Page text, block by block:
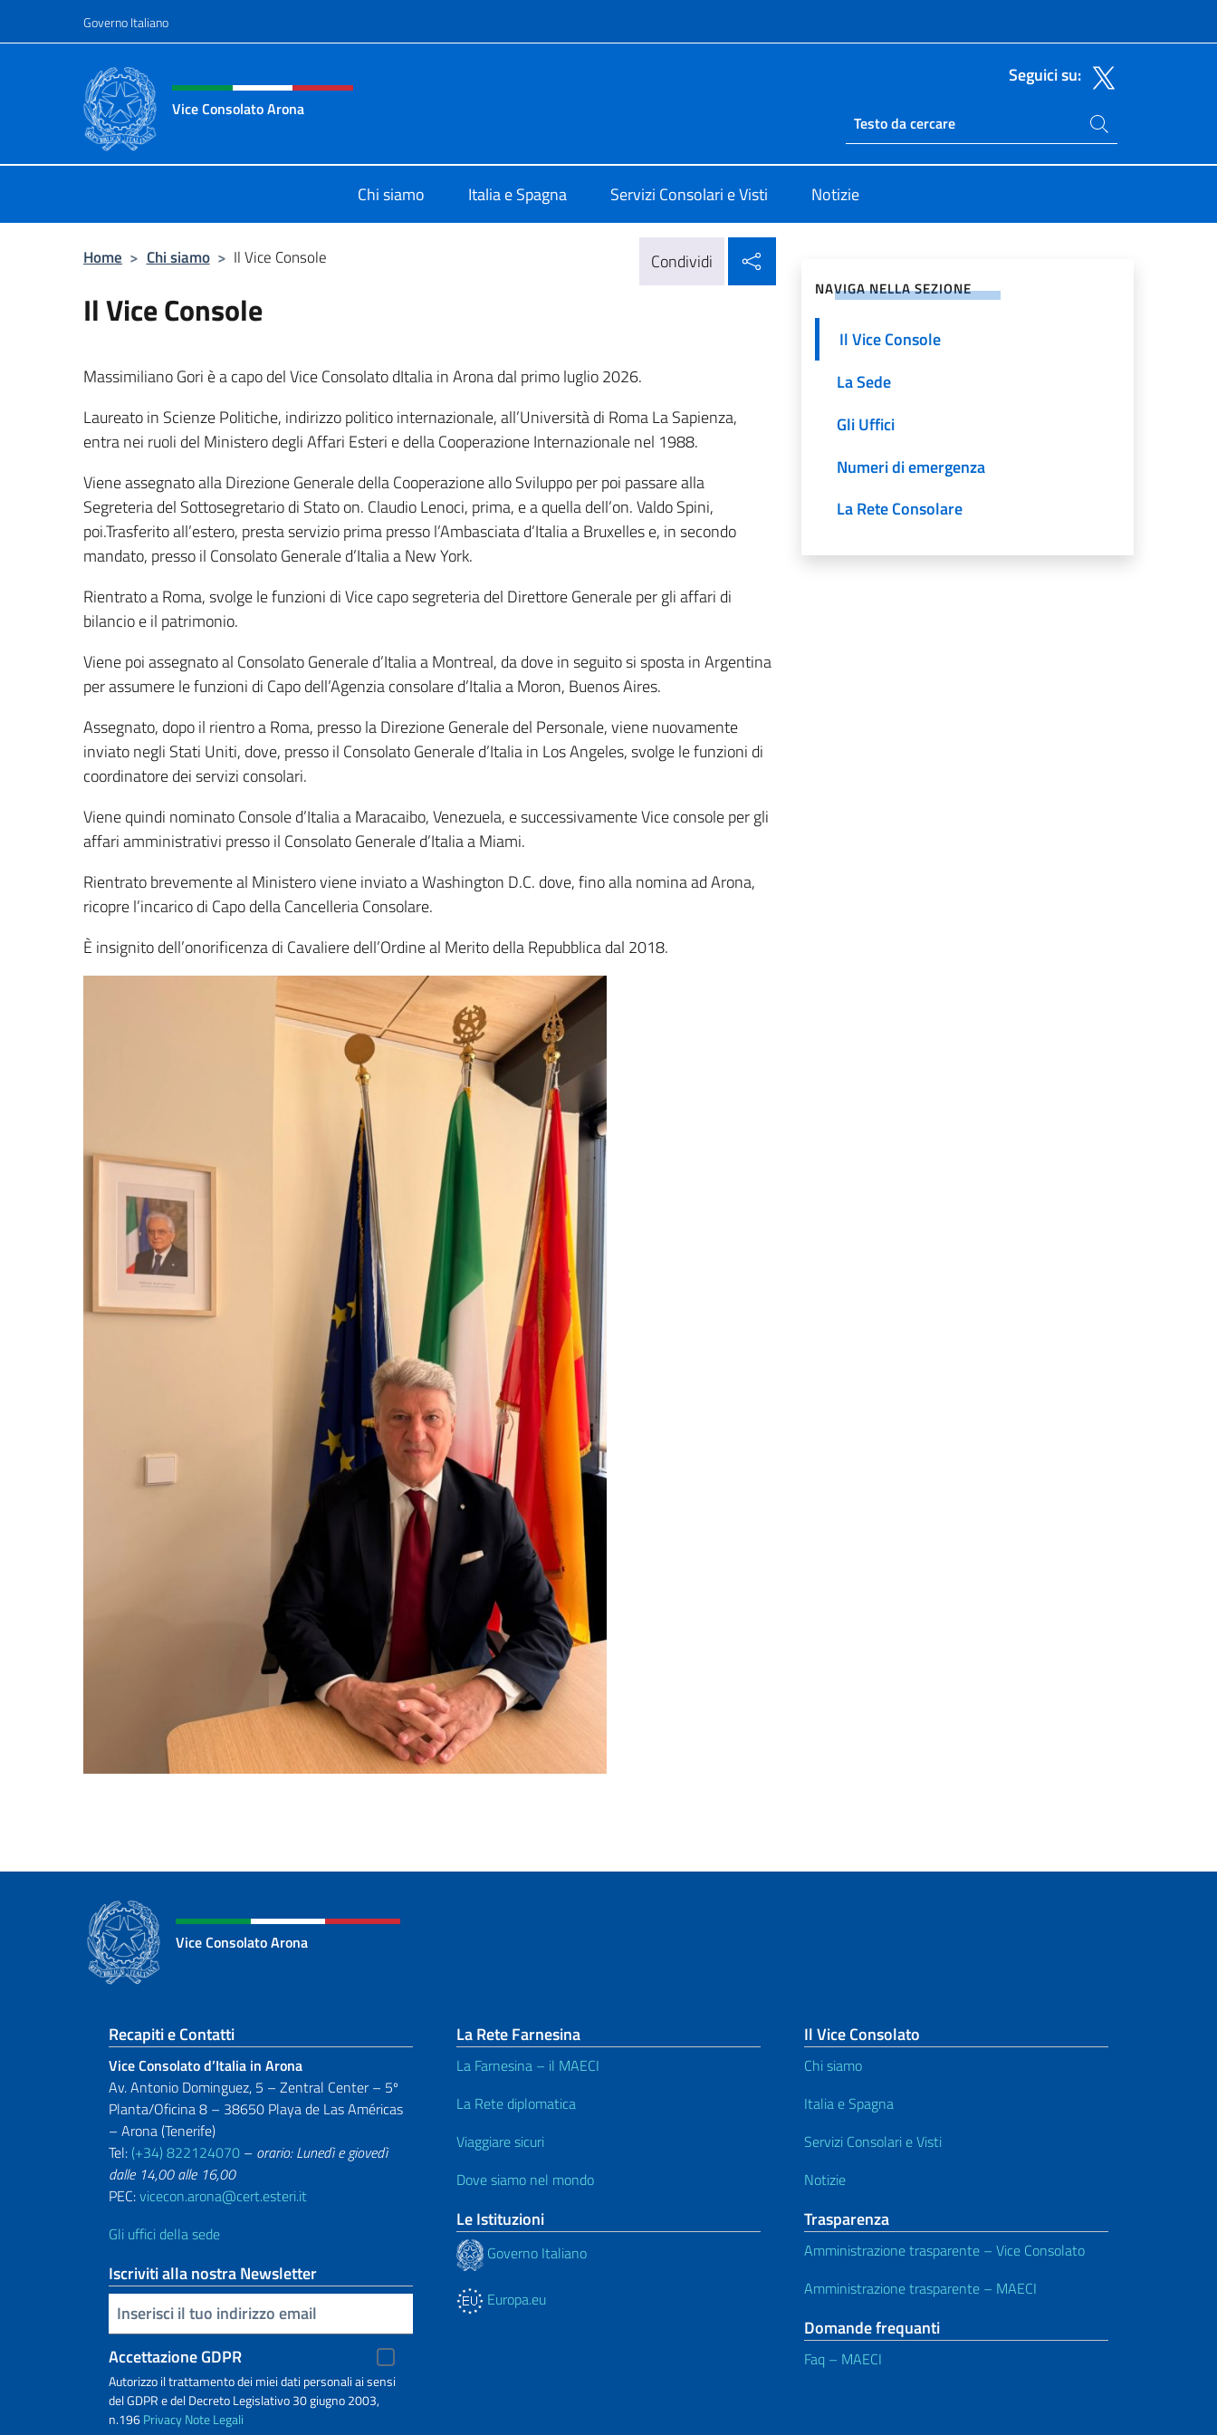
Governo Italiano
Intestazione sito, social e menù
Vice Consolato Arona
Seguici su:
Ricerca sito live
Cerca nel sito
Chi siamo Italia e Spagna Servizi Consolari e Visti Notizie
Home > Chi siamo > Il Vice Console Condividi
Il Vice Console
Massimiliano Gori è a capo del Vice Consolato dItalia in Arona dal primo luglio 2026.
Laureato in Scienze Politiche, indirizzo politico internazionale, all’Università di Roma La Sapienza,
entra nei ruoli del Ministero degli Affari Esteri e della Cooperazione Internazionale nel 1988.
Viene assegnato alla Direzione Generale della Cooperazione allo Sviluppo per poi passare alla
Segreteria del Sottosegretario di Stato on. Claudio Lenoci, prima, e a quella dell’on. Valdo Spini,
poi.Trasferito all’estero, presta servizio prima presso l’Ambasciata d’Italia a Bruxelles e, in secondo
mandato, presso il Consolato Generale d’Italia a New York.
Rientrato a Roma, svolge le funzioni di Vice capo segreteria del Direttore Generale per gli affari di
bilancio e il patrimonio.
Viene poi assegnato al Consolato Generale d’Italia a Montreal, da dove in seguito si sposta in Argentina
per assumere le funzioni di Capo dell’Agenzia consolare d’Italia a Moron, Buenos Aires.
Assegnato, dopo il rientro a Roma, presso la Direzione Generale del Personale, viene nuovamente
inviato negli Stati Uniti, dove, presso il Consolato Generale d’Italia in Los Angeles, svolge le funzioni di
coordinatore dei servizi consolari.
Viene quindi nominato Console d’Italia a Maracaibo, Venezuela, e successivamente Vice console per gli
affari amministrativi presso il Consolato Generale d’Italia a Miami.
Rientrato brevemente al Ministero viene inviato a Washington D.C. dove, fino alla nomina ad Arona,
ricopre l’incarico di Capo della Cancelleria Consolare.
È insignito dell’onorificenza di Cavaliere dell’Ordine al Merito della Repubblica dal 2018.
NAVIGA NELLA SEZIONE
Il Vice Console
La Sede
Gli Uffici
Numeri di emergenza
La Rete Consolare
Vice Consolato Arona
Sezione footer
Recapiti e Contatti
Vice Consolato d’Italia in Arona
Av. Antonio Dominguez, 5 – Zentral Center – 5º
Planta/Oficina 8 – 38650 Playa de Las Américas
– Arona (Tenerife)
Tel: (+34) 822124070 – orario: Lunedì e giovedì
dalle 14,00 alle 16,00
PEC:vicecon.arona@cert.esteri.it
Gli uffici della sede
Iscriviti alla nostra Newsletter
Inserisci la tua email
Accettazione GDPR
Autorizzo il trattamento dei miei dati personali ai sensi
del GDPR e del Decreto Legislativo 30 giugno 2003,
n.196PrivacyNote Legali
La Rete Farnesina
La Farnesina – il MAECI
La Rete diplomatica
Viaggiare sicuri
Dove siamo nel mondo
Le Istituzioni
Governo Italiano
Europa.eu
Il Vice Consolato
Chi siamo
Italia e Spagna
Servizi Consolari e Visti
Notizie
Trasparenza
Amministrazione trasparente – Vice Consolato
Amministrazione trasparente – MAECI
Domande frequanti
Faq – MAECI